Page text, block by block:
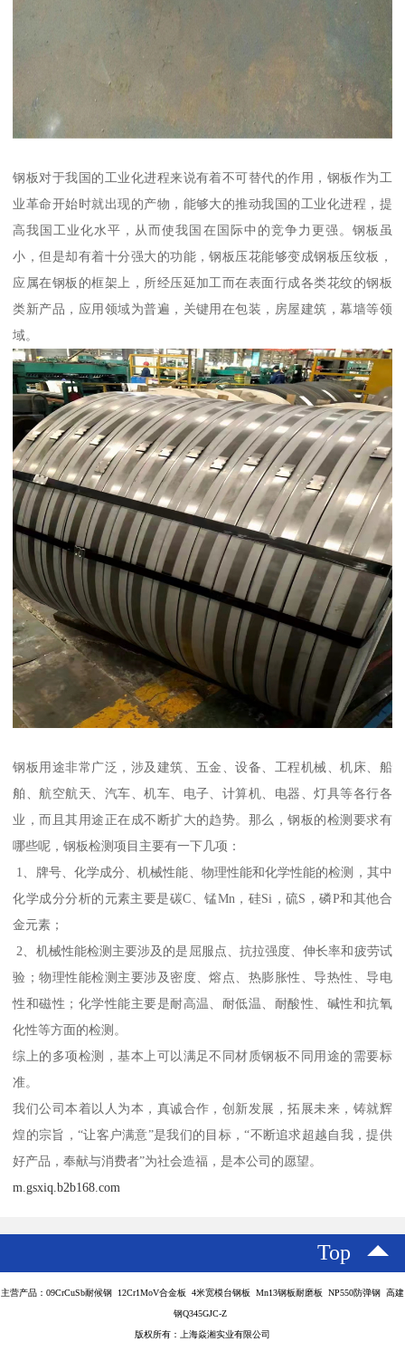
钢板对于我国的工业化进程来说有着不可替代的作用，钢板作为工
业革命开始时就出现的产物，能够大的推动我国的工业化进程，提
高我国工业化水平，从而使我国在国际中的竞争力更强。钢板虽
小，但是却有着十分强大的功能，钢板压花能够变成钢板压纹板，
应属在钢板的框架上，所经压延加工而在表面行成各类花纹的钢板
类新产品，应用领域为普遍，关键用在包装，房屋建筑，幕墙等领
域。
钢板用途非常广泛，涉及建筑、五金、设备、工程机械、机床、船
舶、航空航天、汽车、机车、电子、计算机、电器、灯具等各行各
业，而且其用途正在成不断扩大的趋势。那么，钢板的检测要求有
哪些呢，钢板检测项目主要有一下几项：
1、牌号、化学成分、机械性能、物理性能和化学性能的检测，其中
化学成分分析的元素主要是碳C、锰Mn，硅Si，硫S，磷P和其他合
金元素；
2、机械性能检测主要涉及的是屈服点、抗拉强度、伸长率和疲劳试
验；物理性能检测主要涉及密度、熔点、热膨胀性、导热性、导电
性和磁性；化学性能主要是耐高温、耐低温、耐酸性、碱性和抗氧
化性等方面的检测。
综上的多项检测，基本上可以满足不同材质钢板不同用途的需要标
准。
我们公司本着以人为本，真诚合作，创新发展，拓展未来，铸就辉
煌的宗旨，“让客户满意”是我们的目标，“不断追求超越自我，提供
好产品，奉献与消费者”为社会造福，是本公司的愿望。
m.gsxiq.b2b168.com
Top
主营产品：09CrCuSb耐候钢 12Cr1MoV合金板 4米宽模台钢板 Mn13钢板耐磨板 NP550防弹钢 高建
钢Q345GJC-Z
版权所有：上海焱湘实业有限公司